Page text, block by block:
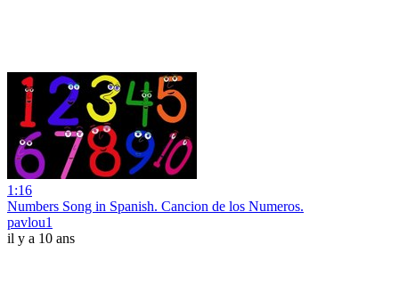
1:16
Numbers Song in Spanish. Cancion de los Numeros.
pavlou1
il y a 10 ans